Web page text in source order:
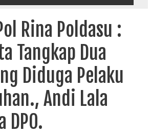
Rina Poldasu :
Tangkap Dua
Diduga Pelaku
Andi Lala
DPO.